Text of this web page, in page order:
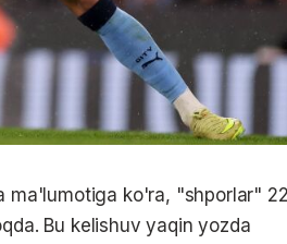
ma'lumotiga ko'ra, "shporlar" 22
Bu kelishuv yaqin yozda